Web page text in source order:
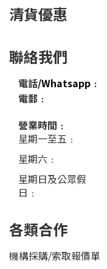
清貨優惠
聯絡我們
電話/Whatsapp ﹕
電郵﹕
營業時間﹕
星期一至五﹕
星期六﹕
星期日及公眾假
日﹕
各類合作
機構採購/索取報價單